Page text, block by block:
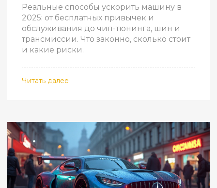
Реальные способы ускорить машину в
2025: от бесплатных привычек и
обслуживания до чип-тюнинга, шин и
трансмиссии. Что законно, сколько стоит
и какие риски.
Читать далее